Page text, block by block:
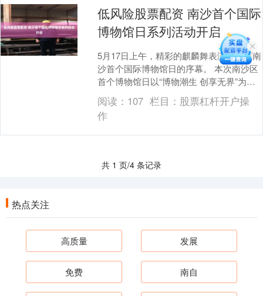
低风险股票配资 南沙首个国际
博物馆日系列活动开启
5月17日上午，精彩的麒麟舞表演拉开了南
沙首个国际博物馆日的序幕。 本次南沙区
首个博物馆日以“博物潮生 创享无界”为主
题，南沙区14家博物馆及类博物馆相关单
位、....
阅读： 107 栏目： 股票杠杆开户操
作
共 1 页/4 条记录
热点关注
高质量 发展
免费 南自